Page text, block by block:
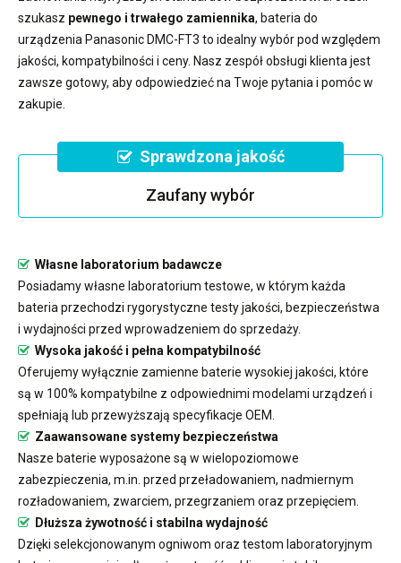
szukasz pewnego i trwałego zamiennika, bateria do
urządzenia Panasonic DMC-FT3 to idealny wybór pod względem
jakości, kompatybilności i ceny. Nasz zespół obsługi klienta jest
zawsze gotowy, aby odpowiedzieć na Twoje pytania i pomóc w
zakupie.
Sprawdzona jakość
Zaufany wybór
Własne laboratorium badawcze
Posiadamy własne laboratorium testowe, w którym każda
bateria przechodzi rygorystyczne testy jakości, bezpieczeństwa
i wydajności przed wprowadzeniem do sprzedaży.
Wysoka jakość i pełna kompatybilność
Oferujemy wyłącznie zamienne baterie wysokiej jakości, które
są w 100% kompatybilne z odpowiednimi modelami urządzeń i
spełniają lub przewyższają specyfikacje OEM.
Zaawansowane systemy bezpieczeństwa
Nasze baterie wyposażone są w wielopoziomowe
zabezpieczenia, m.in. przed przeładowaniem, nadmiernym
rozładowaniem, zwarciem, przegrzaniem oraz przepięciem.
Dłuższa żywotność i stabilna wydajność
Dzięki selekcjonowanym ogniwom oraz testom laboratoryjnym